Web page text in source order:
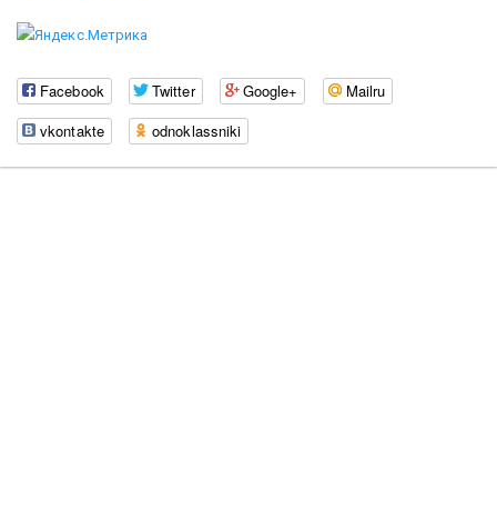
Facebook Twitter Google+
Mailru
vkontakte
odnoklassniki